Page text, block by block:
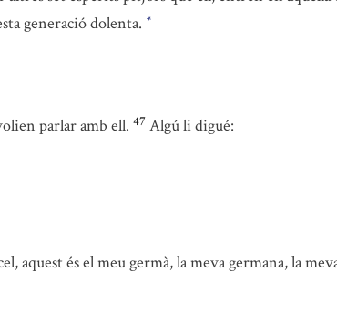
generació dolenta. *
parlar amb ell. 47 Algú li digué:
aquest és el meu germà, la meva germana, la